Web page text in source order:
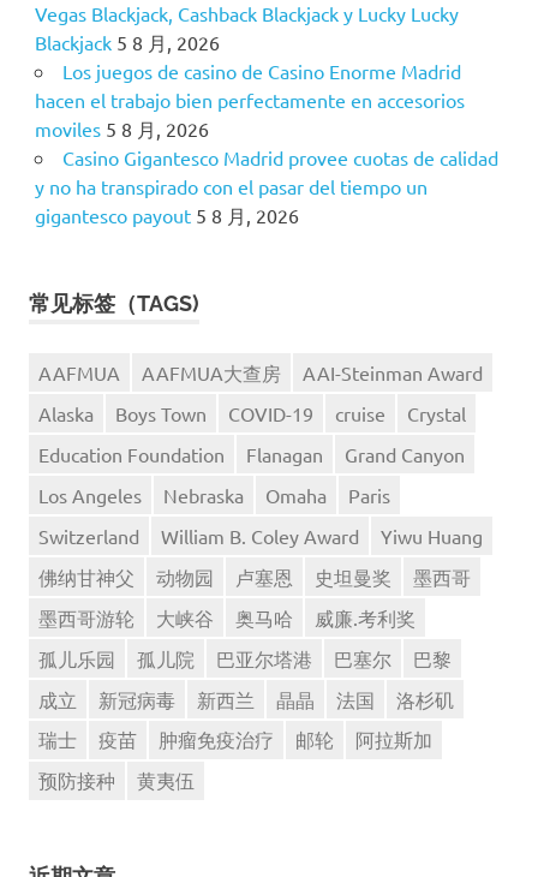
Vegas Blackjack, Cashback Blackjack y Lucky Lucky
Blackjack 5 8 月, 2026
Los juegos de casino de Casino Enorme Madrid
hacen el trabajo bien perfectamente en accesorios
moviles 5 8 月, 2026
Casino Gigantesco Madrid provee cuotas de calidad
y no ha transpirado con el pasar del tiempo un
gigantesco payout 5 8 月, 2026
常见标签（TAGS)
AAFMUA AAFMUA大查房
AAI-Steinman Award
Alaska
Boys Town COVID-19 cruise
Crystal
Education Foundation
Flanagan
Grand Canyon
Los Angeles
Nebraska Omaha
Paris
Switzerland
William B. Coley Award
Yiwu Huang
佛纳甘神父
动物园 卢塞恩 史坦曼奖
墨西哥
墨西哥游轮
大峡谷 奥马哈
威廉.考利奖
孤儿乐园
孤儿院 巴亚尔塔港 巴塞尔
巴黎
成立
新冠病毒 新西兰 晶晶 法国
洛杉矶
瑞士
疫苗 肿瘤免疫治疗 邮轮
阿拉斯加
预防接种
黄夷伍